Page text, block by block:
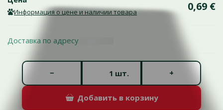
Информация о цене и наличии товара 0,69 €
Доставка по адресу
шт.
− +
Добавить в корзину